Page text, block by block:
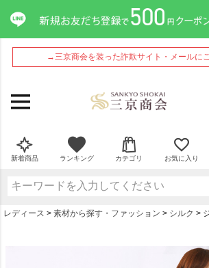
→三京商会を装った詐欺サイト・メールに
新着商品 ランキング カテゴリ お気に入り
レディース 素材から探す・ファッション シルク